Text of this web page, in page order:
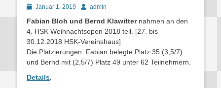
PostedJanuar 1, 2019 Autoradmin
Fabian Bloh und Bernd Klawitternahmen an den
4. HSK Weihnachtsopen 2018 teil. [27. bis
30.12.2018 HSK-Vereinshaus]
Die Platzierungen: Fabian belegte Platz 35 (3,5/7)
und Bernd mit (2,5/7) Platz 49 unter 62 Teilnehmern.
Details.